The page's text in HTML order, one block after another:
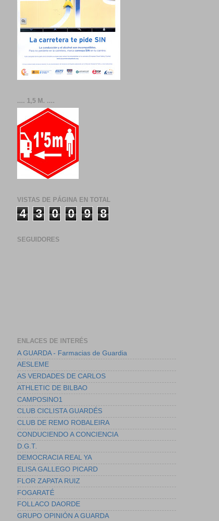
.... 1,5 M. ....
VISTAS DE PÁGINA EN TOTAL
4 3 0 0 9 8
SEGUIDORES
ENLACES DE INTERÉS
A GUARDA - Farmacias de Guardia
AESLEME
AS VERDADES DE CARLOS
ATHLETIC DE BILBAO
CAMPOSINO1
CLUB CICLISTA GUARDÉS
CLUB DE REMO ROBALEIRA
CONDUCIENDO A CONCIENCIA
D.G.T.
DEMOCRACIA REAL YA
ELISA GALLEGO PICARD
FLOR ZAPATA RUIZ
FOGARATÉ
FOLLACO DAORDE
GRUPO OPINIÓN A GUARDA